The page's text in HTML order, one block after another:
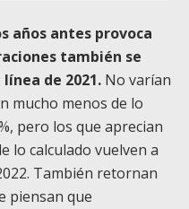
años antes provoca
también se
de 2021. No varían
mucho menos de lo
pero los que aprecian
lo calculado vuelven a
También retornan
piensan que